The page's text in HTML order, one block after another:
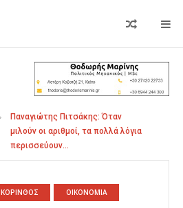
Παναγιώτης Πιτσάκης: Όταν
μιλούν οι αριθμοί, τα πολλά λόγια
περισσεύουν…
ΚΟΡΙΝΘΟΣ ΟΙΚΟΝΟΜΙΑ